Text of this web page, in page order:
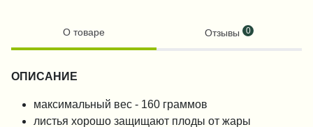
О товаре Отзывы 0
ОПИСАНИЕ
максимальный вес - 160 граммов
листья хорошо защищают плоды от жары